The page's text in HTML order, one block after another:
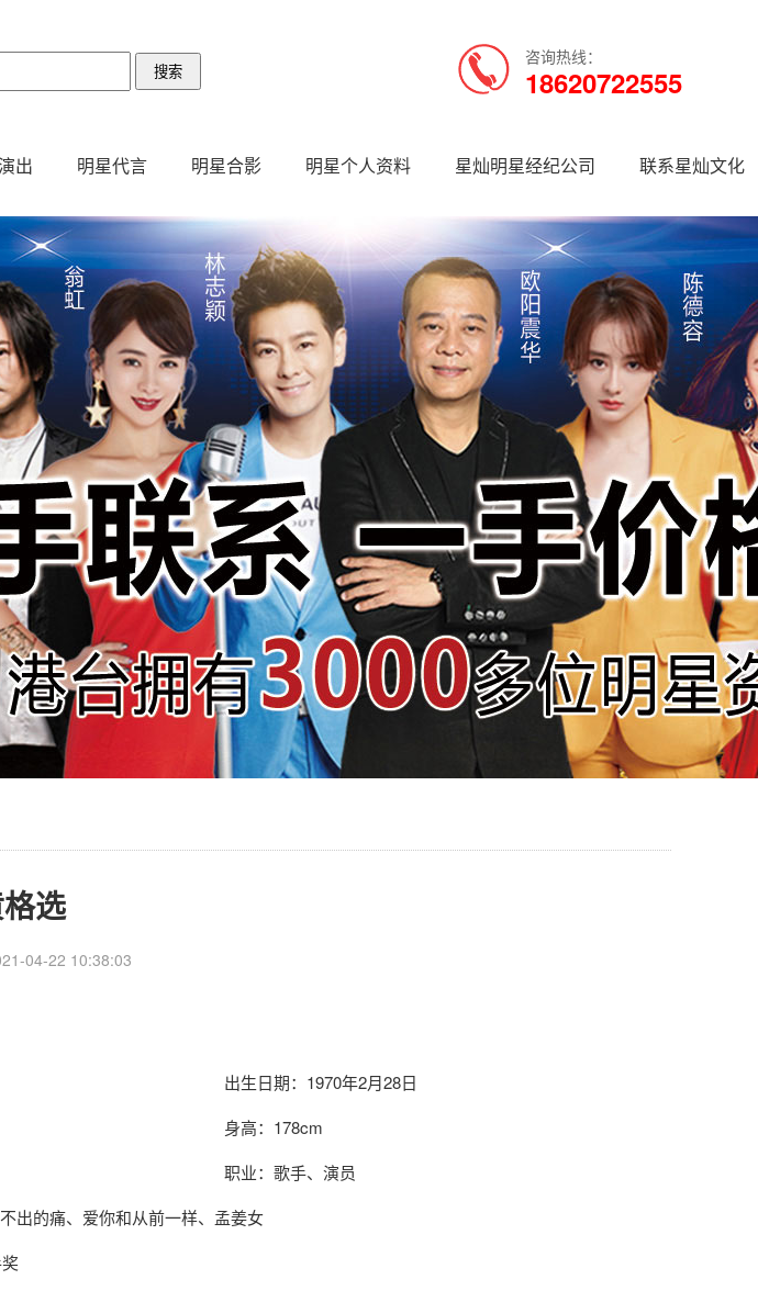
咨询热线：
18620722555
出 明星代言 明星合影 明星个人资料 星灿明星经纪公司 联系星灿文化
选
04-22 10:38:03
出生日期：1970年2月28日
身高：178cm
职业：歌手、演员
出的痛、爱你和从前一样、孟姜女